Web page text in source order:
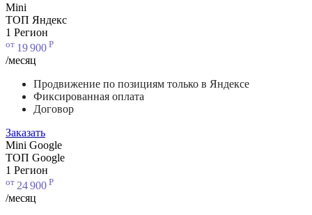
Mini
ТОП Яндекс
1 Регион
от 19900 Р
/месяц
Продвижение по позициям только в Яндексе
Фиксированная оплата
Договор
Заказать
Mini Google
ТОП Google
1 Регион
от 24900 Р
/месяц